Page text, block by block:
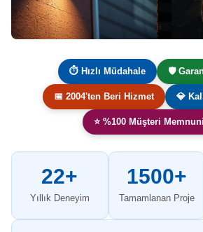
⏱ Hızlı Müdahale 🛡️
📅 2004'ten Beri Hizmet 💎
⭐ %100 Müşteri
22+
Yıllık Deneyim
1500+
Tamamlanan Proje